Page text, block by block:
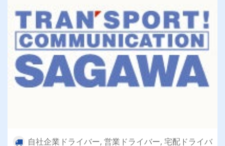
自社企業ドライバー, 営業ドライバー, 宅配ドライバ